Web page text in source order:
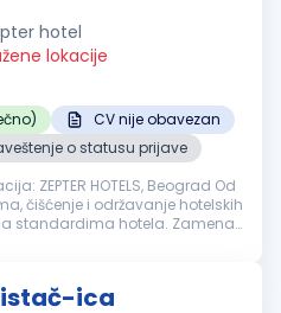
hotel
lokacije
CV nije obavezan
o statusu prijave
ZEPTER HOTELS, Beograd Od
standardima hotela. Zamena
ica